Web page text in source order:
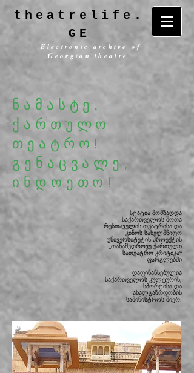
theatrelife.
GE
Electronic archive of
Georgian theatre
ნამასტე,
ქართულო
თეატრო!
გენაცვალე,
ინდოეთო!
სტატია მომზადდა
საქართველოს შოთა
რუსთაველის თეატრისა და
კინოს სახელმწიფო
უნივერსიტეტის პროექტის
„თანამედროვე ქართული
სათეატრო კრიტიკა“
ფარგლებში
დაფინანსებულია
საქართველოს კულტურის,
სპორტისა და
ახალგაზრდობის
სამინისტროს მიერ.